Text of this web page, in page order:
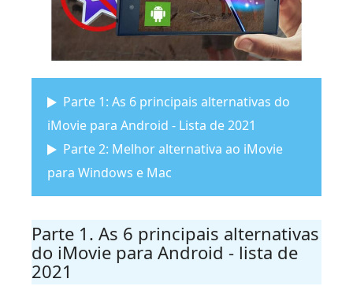
Parte 1: As 6 principais alternativas do
iMovie para Android - Lista de 2021
Parte 2: Melhor alternativa ao iMovie
para Windows e Mac
Parte 1. As 6 principais alternativas
do iMovie para Android - lista de
2021